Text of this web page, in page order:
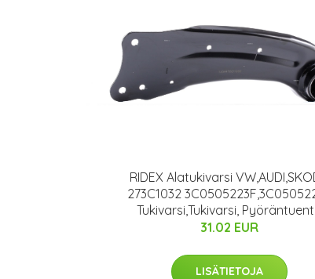
RIDEX Alatukivarsi
273C1032
Tukivarsi,Tukivarsi,
31.02 EUR
LISÄTIETOJA